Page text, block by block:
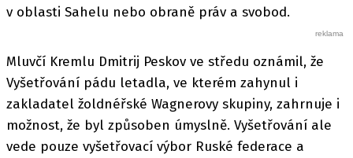
v oblasti Sahelu nebo obraně práv a svobod.
Mluvčí Kremlu Dmitrij Peskov ve středu oznámil, že
Vyšetřování pádu letadla, ve kterém zahynul i
zakladatel žoldnéřské Wagnerovy skupiny, zahrnuje i
možnost, že byl způsoben úmyslně. Vyšetřování ale
vede pouze vyšetřovací výbor Ruské federace a